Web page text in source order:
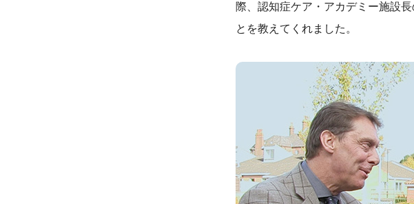
際、認知症ケア・アカデミー施設長
とを教えてくれました。